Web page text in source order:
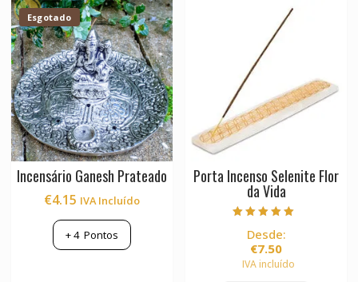
Esgotado
Incensário Ganesh Prateado
€4.15 IVA Incluído
+4Pontos
Porta Incenso Selenite Flor
da Vida
5.00
de 5
Desde:
€7.50
IVA incluído